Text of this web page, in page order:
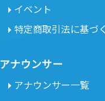
イベント
特定商取引法に基づ
アナウンサー
アナウンサー一覧